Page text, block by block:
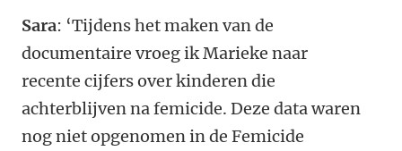
Sara: ‘Tijdens het maken van de
documentaire vroeg ik Marieke naar
recente cijfers over kinderen die
achterblijven na femicide. Deze data waren
nog niet opgenomen in de Femicide